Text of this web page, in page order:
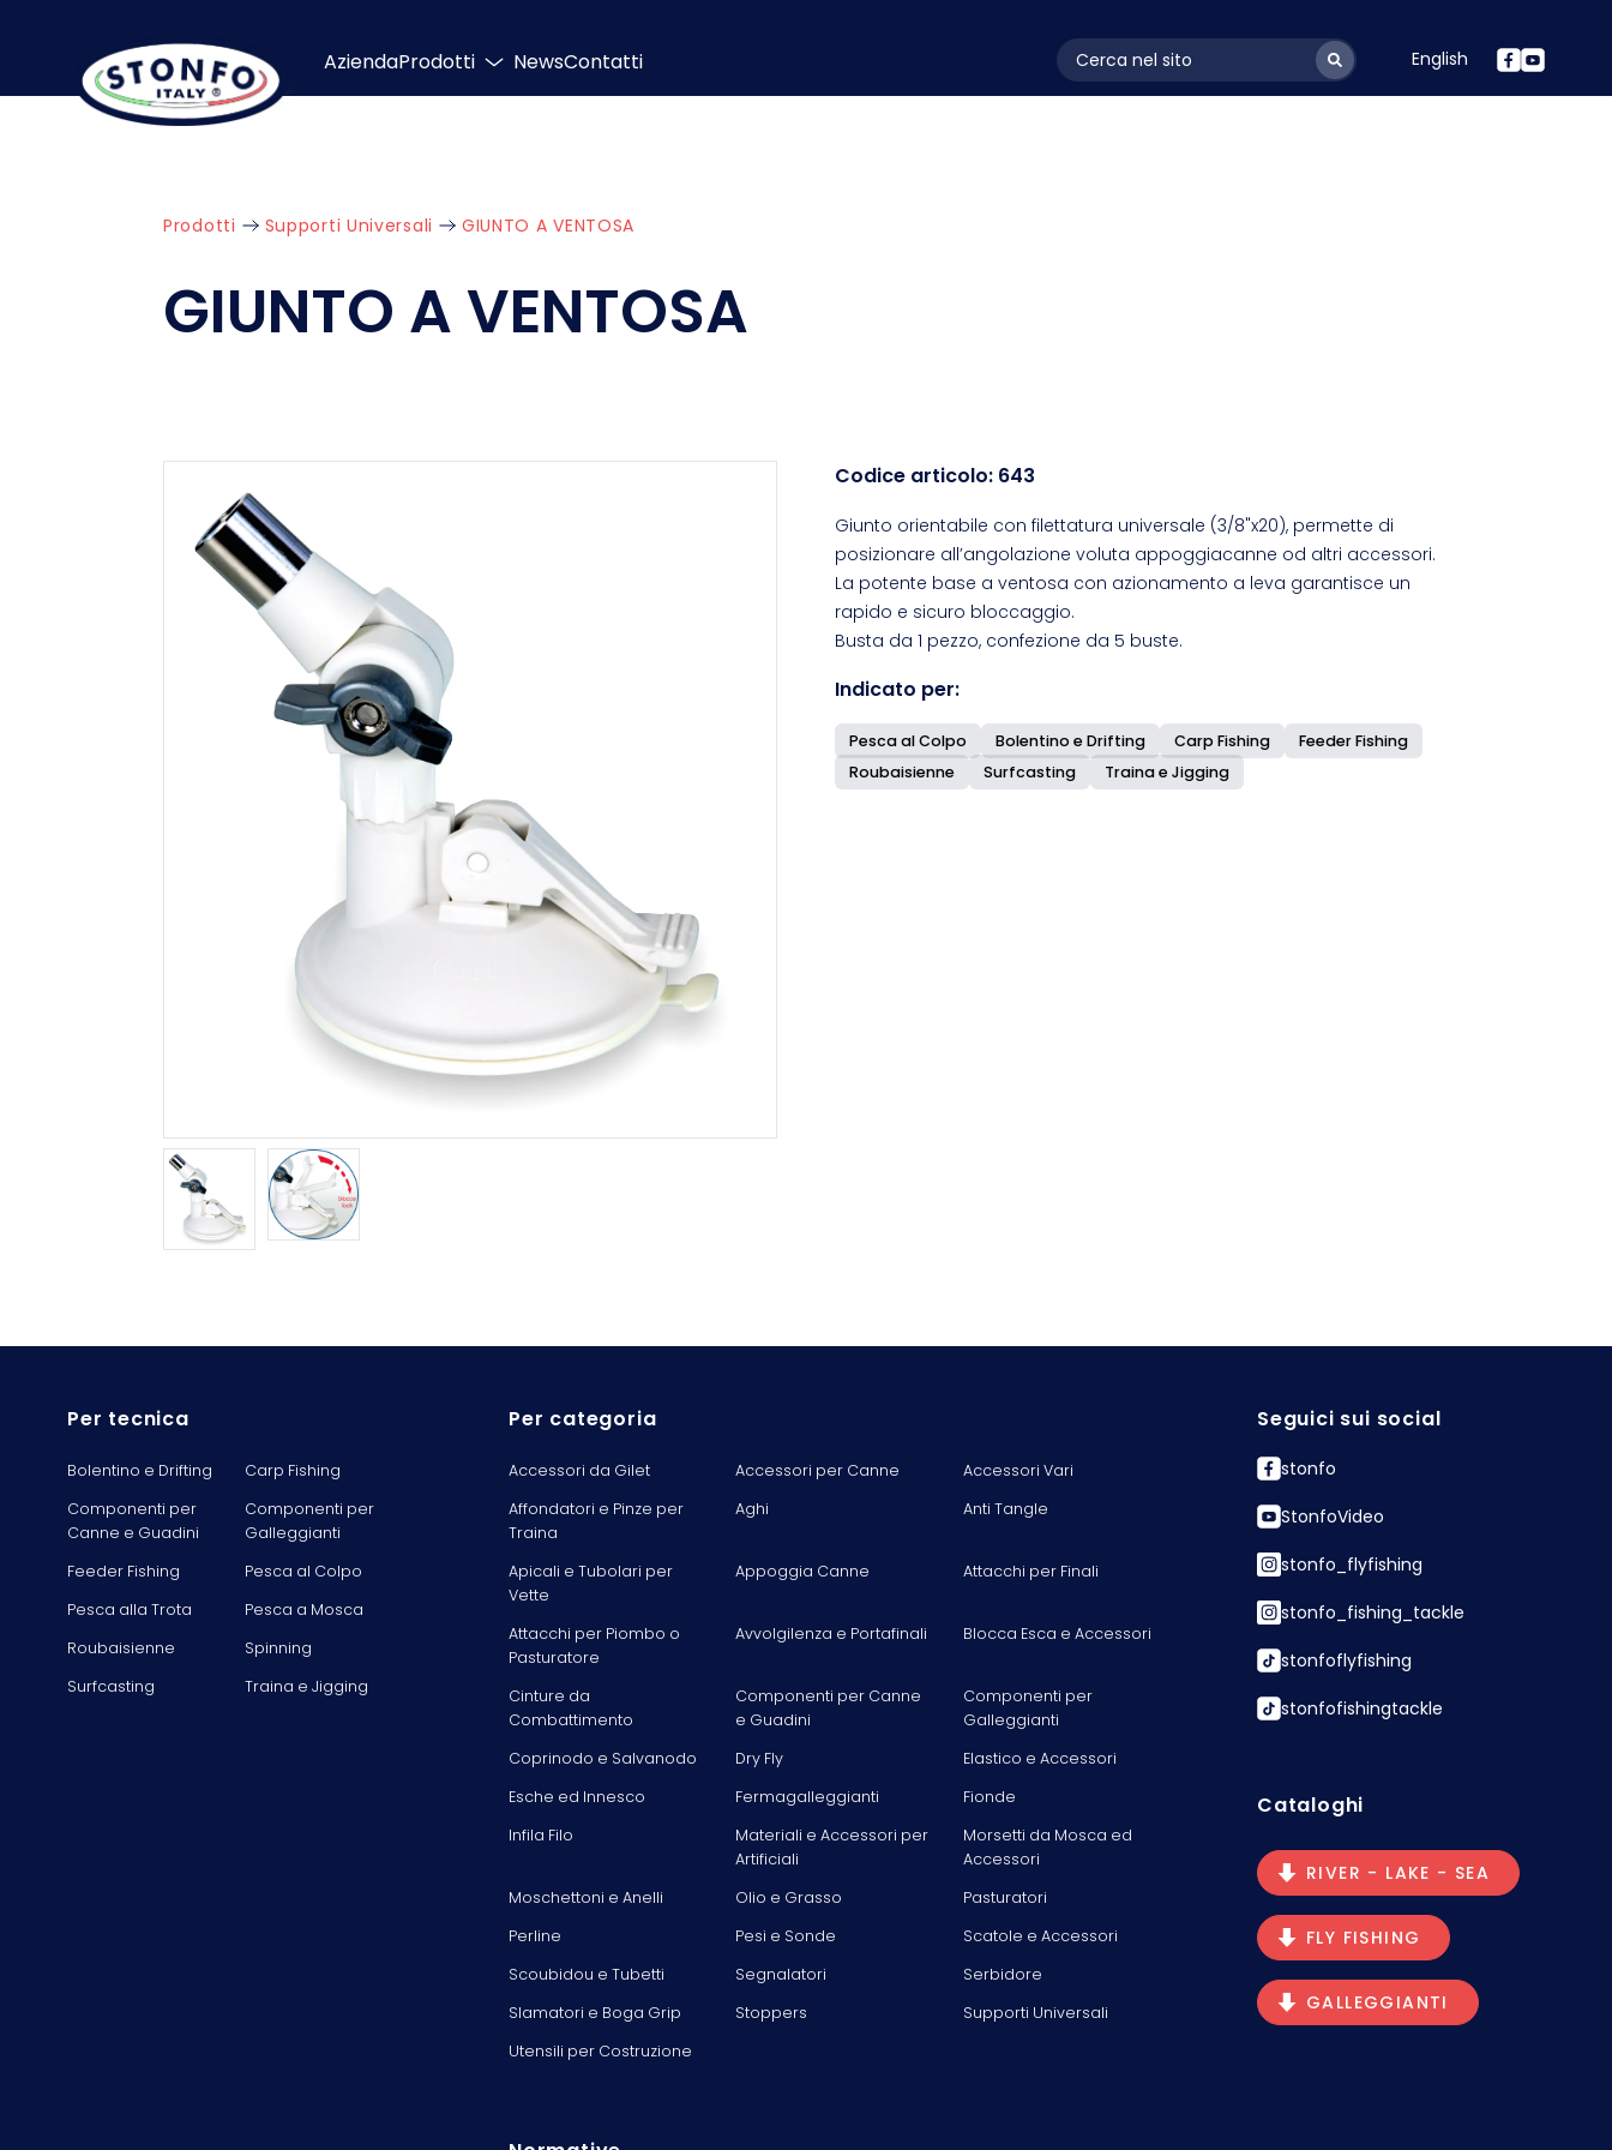
AziendaProdotti NewsContatti layoutSearchLabel English
Prodotti Supporti Universali GIUNTO A VENTOSA
GIUNTO A VENTOSA
Codice articolo: 643
Giunto orientabile con filettatura universale (3/8"x20), permette di
posizionare all’angolazione voluta appoggiacanne od altri accessori.
La potente base a ventosa con azionamento a leva garantisce un
rapido e sicuro bloccaggio.
Busta da 1 pezzo, confezione da 5 buste.
Indicato per:
Pesca al Colpo Bolentino e Drifting Carp Fishing
Feeder Fishing
Roubaisienne
Surfcasting Traina e Jigging
Per tecnica
Bolentino e Drifting
Carp Fishing
Componenti per
Canne e Guadini
Componenti per
Galleggianti
Feeder Fishing
Pesca al Colpo
Pesca alla Trota
Pesca a Mosca
Roubaisienne
Spinning
Surfcasting
Traina e Jigging
Per categoria
Accessori da Gilet Accessori per Canne
Accessori Vari
Affondatori e Pinze per
Traina
Aghi Anti Tangle
Apicali e Tubolari per
Vette
Appoggia Canne Attacchi per Finali
Attacchi per Piombo o
Pasturatore
Avvolgilenza e Portafinali Blocca Esca e Accessori
Cinture da
Combattimento
Componenti per Canne
e Guadini
Componenti per
Galleggianti
Coprinodo e Salvanodo
Dry Fly
Elastico e Accessori
Esche ed Innesco
Fermagalleggianti
Fionde
Infila Filo
Materiali e Accessori per
Artificiali
Morsetti da Mosca ed
Accessori
Moschettoni e Anelli
Olio e Grasso
Pasturatori
Perline
Pesi e Sonde
Scatole e Accessori
Scoubidou e Tubetti
Segnalatori
Serbidore
Slamatori e Boga Grip
Stoppers
Supporti Universali
Utensili per Costruzione
Seguici sui social
stonfo
StonfoVideo
stonfo_flyfishing
stonfo_fishing_tackle
stonfoflyfishing
stonfofishingtackle
Cataloghi
RIVER - LAKE - SEA
FLY FISHING
GALLEGGIANTI